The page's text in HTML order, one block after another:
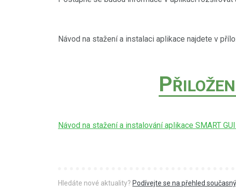
Návod na stažení a instalaci aplikace najdete v
P
Návod na stažení a instalování aplikace SMART
Hledáte nové aktuality? Podívejte se na přehled